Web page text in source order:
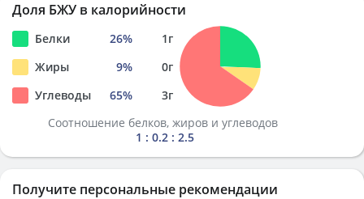
Доля БЖУ в калорийности
Белки 26% 1г
Жиры
9% 0г
Углеводы
65% 3г
Соотношение белков, жиров и углеводов
1 : 0.2 : 2.5
Получите персональные рекомендации